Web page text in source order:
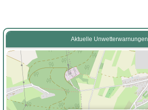
Aktuelle Unwetterwarnungen